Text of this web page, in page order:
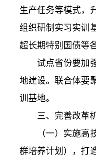
生产任务等模式，
组织研制实习实训
超长期特别国债等
试点省份要加强
地建设。联合体要
训基地。
三、完善改革
（一）实施高技
群培养计划），打